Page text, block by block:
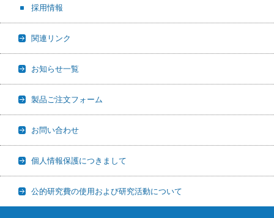
採用情報
関連リンク
お知らせ一覧
製品ご注文フォーム
お問い合わせ
個人情報保護につきまして
公的研究費の使用および研究活動について